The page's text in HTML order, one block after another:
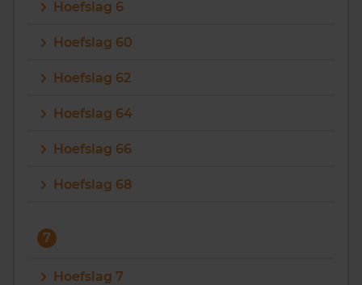
Hoefslag 6
Hoefslag 60
Hoefslag 62
Hoefslag 64
Hoefslag 66
Hoefslag 68
7
Hoefslag 7